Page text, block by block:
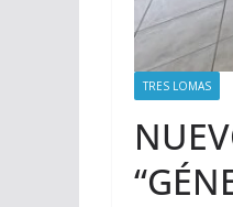
TRES LOMAS